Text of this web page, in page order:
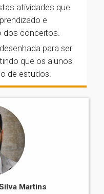
atividades que
e
dos conceitos.
para ser
que os alunos
de estudos.
Martins